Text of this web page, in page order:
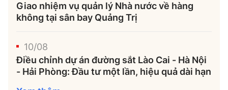
Giao nhiệm vụ quản lý Nhà nước về hàng
không tại sân bay Quảng Trị
10/08
Điều chỉnh dự án đường sắt Lào Cai - Hà Nội
- Hải Phòng: Đầu tư một lần, hiệu quả dài hạn